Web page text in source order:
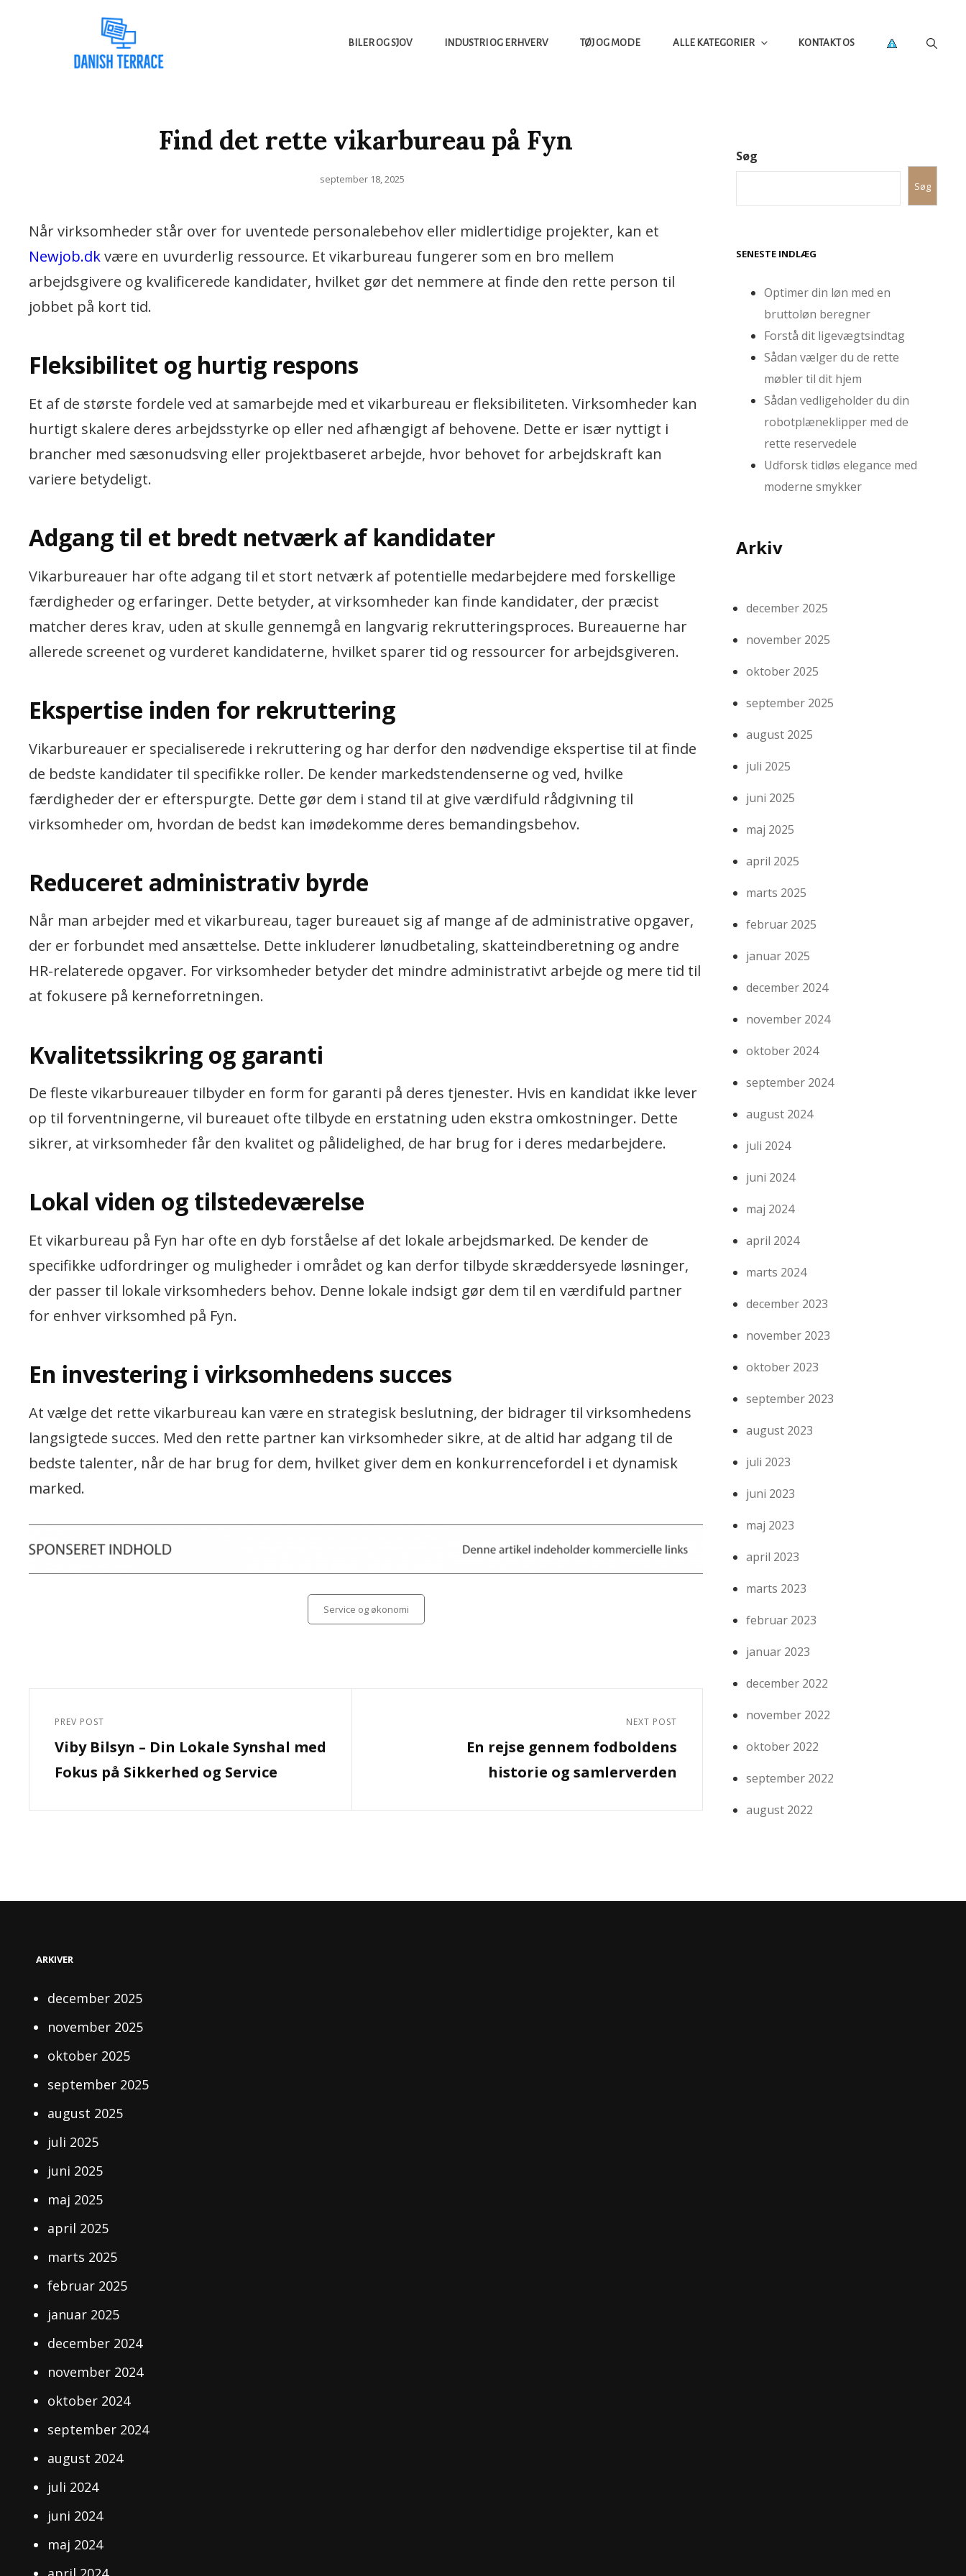
Vi Bruger De Bedste Nyheder Fra Tech Verdenen Og Meget Mere
BILER OG SJOV INDUSTRI OG ERHVERV TØJ OG MODE ALLE KATEGORIER KONTAKT OS
Find det rette vikarbureau på Fyn
Posted
september 18, 2025
Når virksomheder står over for uventede personalebehov eller midlertidige projekter, kan et
Newjob.dkvære en uvurderlig ressource. Et vikarbureau fungerer som en bro mellem
arbejdsgivere og kvalificerede kandidater, hvilket gør det nemmere at finde den rette person til
jobbet på kort tid.
Fleksibilitet og hurtig respons
Et af de største fordele ved at samarbejde med et vikarbureau er fleksibiliteten. Virksomheder kan
hurtigt skalere deres arbejdsstyrke op eller ned afhængigt af behovene. Dette er især nyttigt i
brancher med sæsonudsving eller projektbaseret arbejde, hvor behovet for arbejdskraft kan
variere betydeligt.
Adgang til et bredt netværk af kandidater
Vikarbureauer har ofte adgang til et stort netværk af potentielle medarbejdere med forskellige
færdigheder og erfaringer. Dette betyder, at virksomheder kan finde kandidater, der præcist
matcher deres krav, uden at skulle gennemgå en langvarig rekrutteringsproces. Bureauerne har
allerede screenet og vurderet kandidaterne, hvilket sparer tid og ressourcer for arbejdsgiveren.
Ekspertise inden for rekruttering
Vikarbureauer er specialiserede i rekruttering og har derfor den nødvendige ekspertise til at finde
de bedste kandidater til specifikke roller. De kender markedstendenserne og ved, hvilke
færdigheder der er efterspurgte. Dette gør dem i stand til at give værdifuld rådgivning til
virksomheder om, hvordan de bedst kan imødekomme deres bemandingsbehov.
Reduceret administrativ byrde
Når man arbejder med et vikarbureau, tager bureauet sig af mange af de administrative opgaver,
der er forbundet med ansættelse. Dette inkluderer lønudbetaling, skatteindberetning og andre
HR-relaterede opgaver. For virksomheder betyder det mindre administrativt arbejde og mere tid til
at fokusere på kerneforretningen.
Kvalitetssikring og garanti
De fleste vikarbureauer tilbyder en form for garanti på deres tjenester. Hvis en kandidat ikke lever
op til forventningerne, vil bureauet ofte tilbyde en erstatning uden ekstra omkostninger. Dette
sikrer, at virksomheder får den kvalitet og pålidelighed, de har brug for i deres medarbejdere.
Lokal viden og tilstedeværelse
Et vikarbureau på Fyn har ofte en dyb forståelse af det lokale arbejdsmarked. De kender de
specifikke udfordringer og muligheder i området og kan derfor tilbyde skræddersyede løsninger,
der passer til lokale virksomheders behov. Denne lokale indsigt gør dem til en værdifuld partner
for enhver virksomhed på Fyn.
En investering i virksomhedens succes
At vælge det rette vikarbureau kan være en strategisk beslutning, der bidrager til virksomhedens
langsigtede succes. Med den rette partner kan virksomheder sikre, at de altid har adgang til de
bedste talenter, når de har brug for dem, hvilket giver dem en konkurrencefordel i et dynamisk
marked.
Service og økonomi
Previous
Post
PREV POST
Viby Bilsyn – Din Lokale Synshal med
Fokus på Sikkerhed og Service
NEXT POST
En rejse gennem fodboldens
historie og samlerverden
Søg
Søg
SENESTE INDLÆG
Optimer din løn med en
bruttoløn beregner
Forstå dit ligevægtsindtag
Sådan vælger du de rette
møbler til dit hjem
Sådan vedligeholder du din
robotplæneklipper med de
rette reservedele
Udforsk tidløs elegance med
moderne smykker
Arkiv
december 2025
november 2025
oktober 2025
september 2025
august 2025
juli 2025
juni 2025
maj 2025
april 2025
marts 2025
februar 2025
januar 2025
december 2024
november 2024
oktober 2024
september 2024
august 2024
juli 2024
juni 2024
maj 2024
april 2024
marts 2024
december 2023
november 2023
oktober 2023
september 2023
august 2023
juli 2023
juni 2023
maj 2023
april 2023
marts 2023
februar 2023
januar 2023
december 2022
november 2022
oktober 2022
september 2022
august 2022
ARKIVER
december 2025
november 2025
oktober 2025
september 2025
august 2025
juli 2025
juni 2025
maj 2025
april 2025
marts 2025
februar 2025
januar 2025
december 2024
november 2024
oktober 2024
september 2024
august 2024
juli 2024
juni 2024
maj 2024